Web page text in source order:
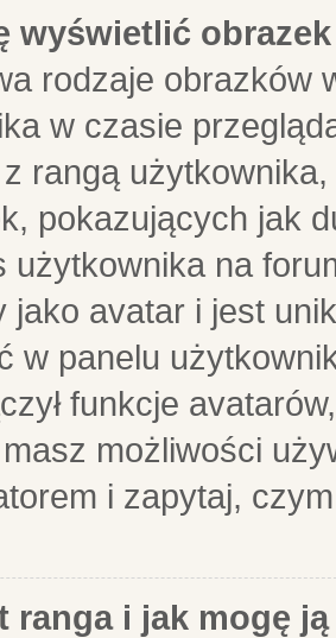
wyświetlić
rodzaje obrazków
w czasie
rangą
pokazujących jak
użytkownika na
jako avatar i jest
w panelu
funkcje
możliwości
i zapytaj,
ranga i jak mogę